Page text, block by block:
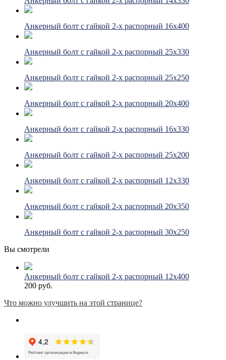
Анкерный болт с гайкой 2-х распорный 16х400
Анкерный болт с гайкой 2-х распорный 25х330
Анкерный болт с гайкой 2-х распорный 25х250
Анкерный болт с гайкой 2-х распорный 20х400
Анкерный болт с гайкой 2-х распорный 16х330
Анкерный болт с гайкой 2-х распорный 25х200
Анкерный болт с гайкой 2-х распорный 12х330
Анкерный болт с гайкой 2-х распорный 20х350
Анкерный болт с гайкой 2-х распорный 30х250
Вы смотрели
Анкерный болт с гайкой 2-х распорный 12х400
200 руб.
Что можно улучшить на этой странице?